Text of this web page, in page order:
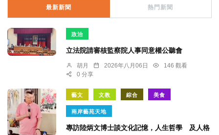
最新新聞 熱門新聞
政治
立法院請審核監察院人事同意權公聽會
胡月 2026年八月06日
146 觀看
0 分享
藝文 文教 綜合 美食
兩岸藝苑天地
專訪陸炳文博士談文化記憶，人生哲學 及人格